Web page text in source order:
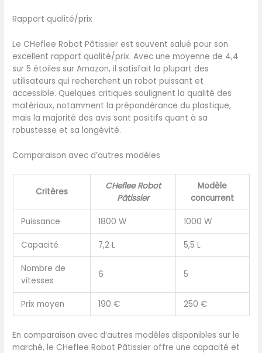
crémeuse et ferme et la
piste planétaire peut être
envoyée uniformément à
360 degrés pour que vous
obteniez un gâteau parfait.
【Conception de Tête
inclinée Facile à Nettoyer】
pétrissage robot pétrinr
silicone antidérapantes
et réduisent également le
bruit pendant la
préparation de la pâte. La
conception de la tête
inclinée facilite l'installation
ou le déchargement de
nos bols et accessoires
enfichable, qui peuvent
tous être lavés au lave -
vaisselle. 【CHeflee Pour les
Professionnels】Tous les
CHeflee sont certifiés
Rapport qualité/prix
Le CHeflee Robot Pâtissier est souvent salué pour son
excellent rapport qualité/prix. Avec une moyenne de 4,4
sur 5 étoiles sur Amazon, il satisfait la plupart des
utilisateurs qui recherchent un robot puissant et
accessible. Quelques critiques soulignent la qualité des
matériaux, notamment la prépondérance du plastique,
mais la majorité des avis sont positifs quant à sa
robustesse et sa longévité.
Comparaison avec d’autres modèles
Critères
CHeflee Robot
Pâtissier
Modèle
concurrent
Puissance 1800 W 1000 W
Capacité 7,2 L 5,5 L
Nombre de
vitesses
6 5
Prix moyen 190 € 250 €
En comparaison avec d’autres modèles disponibles sur le
marché, le CHeflee Robot Pâtissier offre une capacité et